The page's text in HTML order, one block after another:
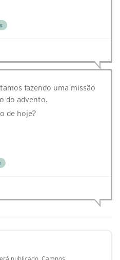
fazendo uma missão
do advento.
de hoje?
publicado. Campos